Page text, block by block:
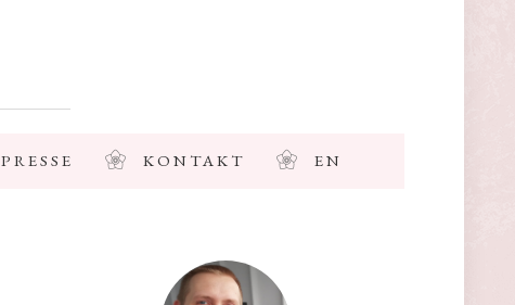
PRESSE KONTAKT EN